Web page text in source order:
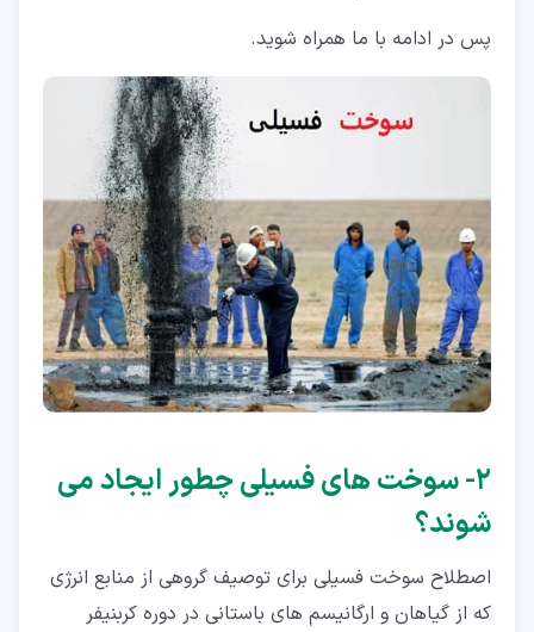
پس در ادامه با ما همراه شوید.
۲‏- سوخت های فسیلی چطور ایجاد می
شوند؟
اصطلاح سوخت فسیلی برای توصیف گروهی از منابع انرژی
که از گیاهان و ارگانیسم های باستانی در دوره کربنیفر